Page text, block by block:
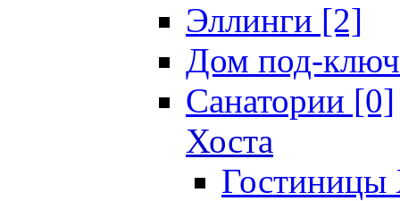
Эллинги [2]
Дом под-
Санатории [0]
Хоста